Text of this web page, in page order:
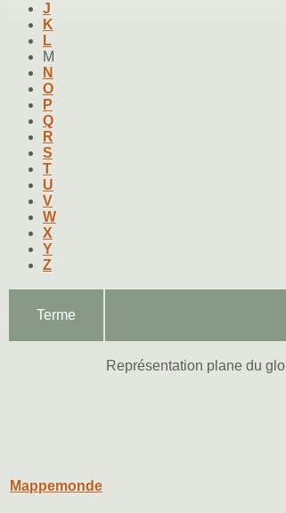
J
K
L
M
N
O
P
Q
R
S
T
U
V
W
X
Y
Z
Terme
Mappemonde
Représentation plane du